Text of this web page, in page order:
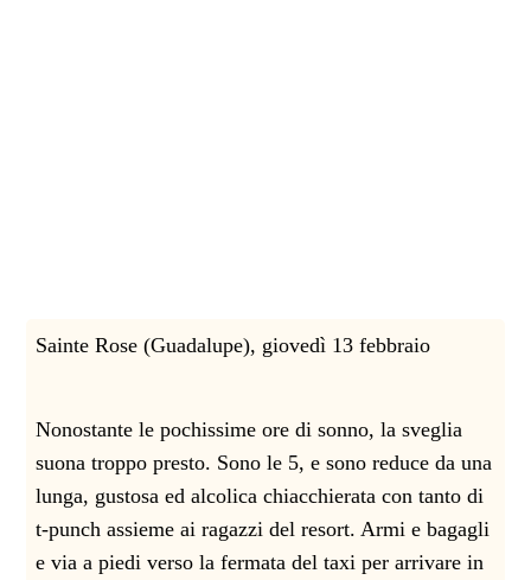
Sainte Rose (Guadalupe), giovedì 13 febbraio
Nonostante le pochissime ore di sonno, la sveglia
suona troppo presto. Sono le 5, e sono reduce da una
lunga, gustosa ed alcolica chiacchierata con tanto di
t-punch assieme ai ragazzi del resort. Armi e bagagli
e via a piedi verso la fermata del taxi per arrivare in